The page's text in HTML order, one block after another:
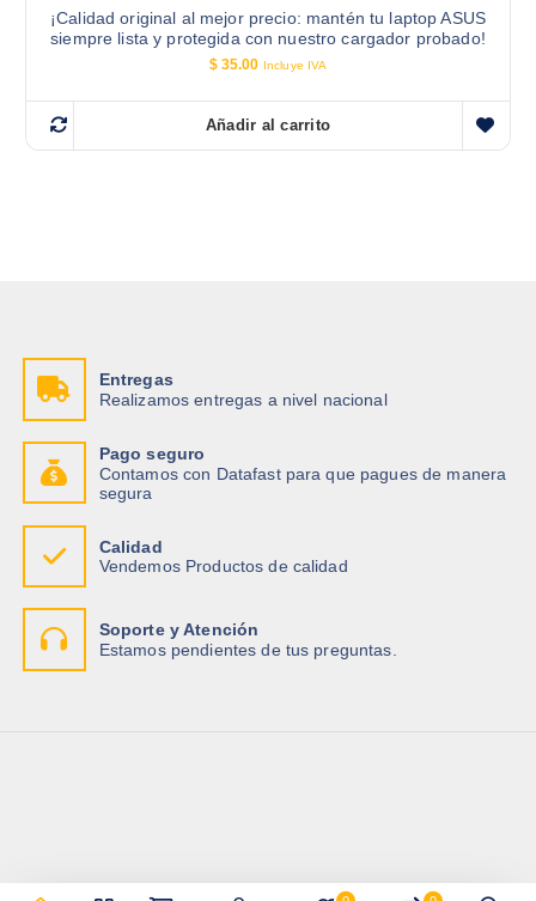
¡Calidad original al mejor precio: mantén tu laptop ASUS
siempre lista y protegida con nuestro cargador probado!
$35.00 Incluye IVA
Añadir al carrito
Entregas
Realizamos entregas a nivel nacional
Pago seguro
Contamos con Datafast para que pagues de manera
segura
Calidad
Vendemos Productos de calidad
Soporte y Atención
Estamos pendientes de tus preguntas.